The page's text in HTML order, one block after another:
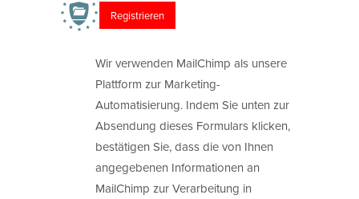
Wir verwenden MailChimp als unsere
Plattform zur Marketing-
Automatisierung. Indem Sie unten zur
Absendung dieses Formulars klicken,
bestätigen Sie, dass die von Ihnen
angegebenen Informationen an
MailChimp zur Verarbeitung in